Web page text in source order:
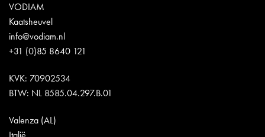
VODIAM
Kaatsheuvel
info@vodiam.nl
+31 (0)85 8640 121
KVK: 70902534
BTW: NL 8585.04.297.B.01
Valenza (AL)